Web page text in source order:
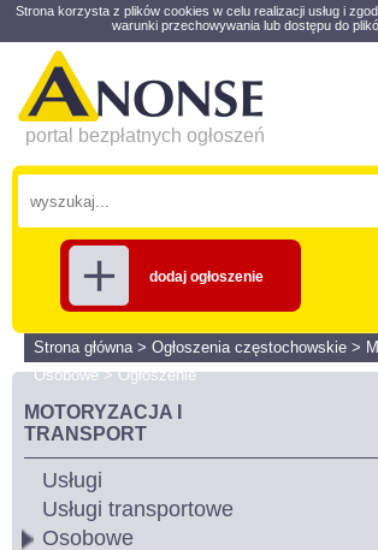
Strona korzysta z plików cookies w celu realizacji usług i
warunki przechowywania lub dostępu do
portal bezpłatnych ogłoszeń
dodaj ogłoszenie
Strona główna> Ogłoszenia częstochowskie >
Osobowe>Ogłoszenie
MOTORYZACJA I
TRANSPORT
Usługi
Usługi transportowe
Osobowe